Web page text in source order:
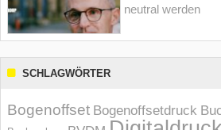
neutral werden
SCHLAGWÖRTER
Bogenoffset Bogenoffsetdruck